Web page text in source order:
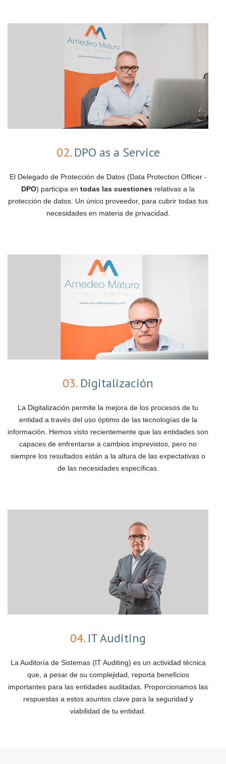
02.DPO as a Service
El Delegado de Protección de Datos (Data Protection Officer -
DPO) participa en todas las cuestiones relativas a la
protección de datos. Un único proveedor, para cubrir todas tus
necesidades en materia de privacidad.
03.Digitalización
La Digitalización permite la mejora de los procesos de tu
entidad a través del uso óptimo de las tecnologías de la
información. Hemos visto recientemente que las entidades son
capaces de enfrentarse a cambios imprevistos, pero no
siempre los resultados están a la altura de las expectativas o
de las necesidades específicas.
04.IT Auditing
La Auditoría de Sistemas (IT Auditing) es un actividad técnica
que, a pesar de su complejidad, reporta beneficios
importantes para las entidades auditadas. Proporcionamos las
respuestas a estos asuntos clave para la seguridad y
viabilidad de tu entidad.